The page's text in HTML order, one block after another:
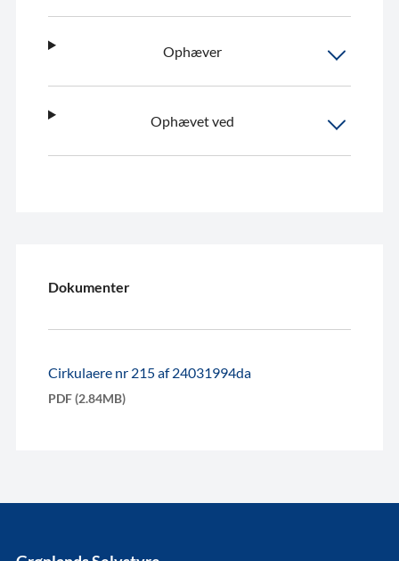
Ophæver
Ophævet ved
Dokumenter
Cirkulaere nr 215 af 24031994da
PDF (2.84MB)